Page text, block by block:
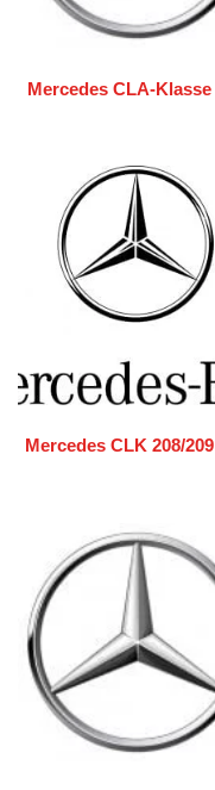
Mercedes CLA-Klasse
Mercedes CLK 208/209